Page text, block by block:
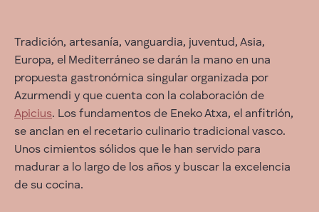
Tradición, artesanía, vanguardia, juventud, Asia,
Europa, el Mediterráneo se darán la mano en una
propuesta gastronómica singular organizada por
Azurmendi y que cuenta con la colaboración de
Apicius. Los fundamentos de Eneko Atxa, el anfitrión,
se anclan en el recetario culinario tradicional vasco.
Unos cimientos sólidos que le han servido para
madurar a lo largo de los años y buscar la excelencia
de su cocina.